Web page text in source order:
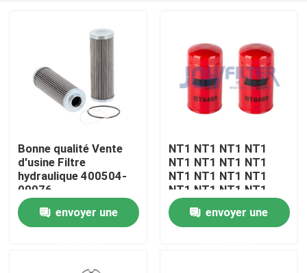
À la maison
Produits
Bonne qualité Vente
d'usine Filtre
hydraulique 400504-
00076
envoyer une
NT1 NT1 NT1 NT1
NT1 NT1 NT1 NT1
NT1 NT1 NT1 NT1
NT1 NT1 NT1 NT1
NT1 NT1 NT1
envoyer une